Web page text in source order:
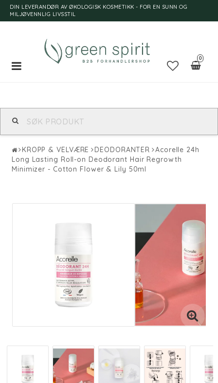
DIN LEVERANDØR AV ØKOLOGISK KOSMETIKK - FOR EN SUNN OG
MILJØVENNLIG LIVSSTIL
0
Toggle
navigation
KROPP & VELVÆRE DEODORANTER
Acorelle 24h
Long Lasting Roll-on Deodorant Hair Regrowth
Minimizer - Cotton Flower & Lily 50ml